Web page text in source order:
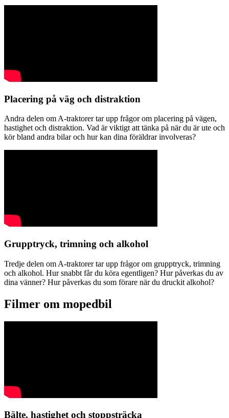
Placering på väg och distraktion
Andra delen om A-traktorer tar upp frågor om placering på vägen,
hastighet och distraktion. Vad är viktigt att tänka på när du är ute och
kör bland andra bilar och hur kan dina föräldrar involveras?
Grupptryck, trimning och alkohol
Tredje delen om A-traktorer tar upp frågor om grupptryck, trimning
och alkohol. Hur snabbt får du köra egentligen? Hur påverkas du av
dina vänner? Hur påverkas du som förare när du druckit alkohol?
Filmer om mopedbil
Bälte, hastighet och stoppsträcka